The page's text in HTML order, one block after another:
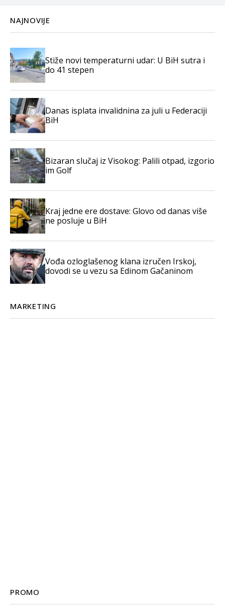
NAJNOVIJE
Stiže novi temperaturni udar: U BiH sutra i
do 41 stepen
Danas isplata invalidnina za juli u Federaciji
BiH
Bizaran slučaj iz Visokog: Palili otpad, izgorio
im Golf
Kraj jedne ere dostave: Glovo od danas više
ne posluje u BiH
Vođa ozloglašenog klana izručen Irskoj,
dovodi se u vezu sa Edinom Gačaninom
MARKETING
PROMO